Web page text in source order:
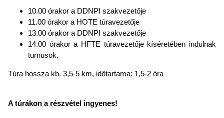
10.00 órakor a DDNPI szakvezetője
11.00 órakor a HOTE túravezetője
13.00 órakor a DDNPI szakvezetője
14.00 órakor a HFTE túravezetője kíséretében indulnak
turnusok.
Túra hossza kb. 3,5-5 km, időtartama: 1,5-2 óra
A túrákon a részvétel ingyenes!